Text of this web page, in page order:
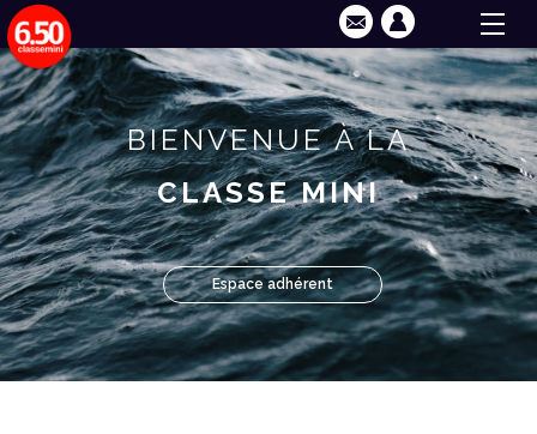
BIENVENUE À LA
CLASSE MINI
Espace adhérent